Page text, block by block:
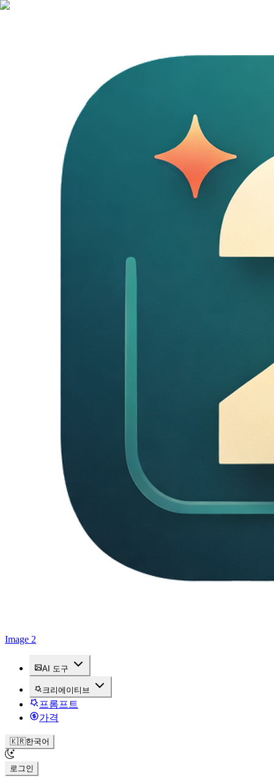
Image 2
AI 도구
크리에이티브
프롬프트
가격
🇰🇷한국어
로그인